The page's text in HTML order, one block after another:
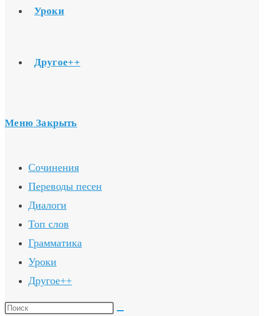
Уроки
Другое++
Меню Закрыть
Сочинения
Переводы песен
Диалоги
Топ слов
Грамматика
Уроки
Другое++
Поиск